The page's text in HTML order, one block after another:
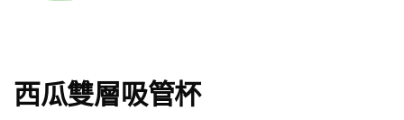
西瓜雙層吸管杯